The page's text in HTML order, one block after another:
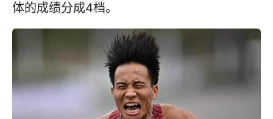
体的成绩分成4档。